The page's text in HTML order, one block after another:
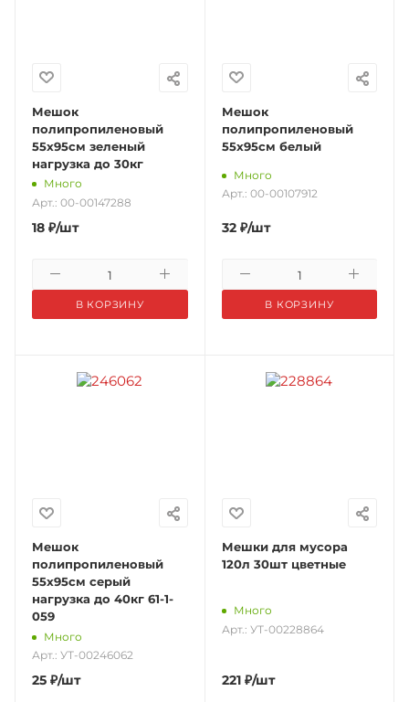
Мешок
полипропиленовый
55х95см зеленый
нагрузка до 30кг
Много
Арт.: 00-00147288
18 ₽/шт
В КОРЗИНУ
Мешок
полипропиленовый
55х95см белый
Много
Арт.: 00-00107912
32₽/шт
В КОРЗИНУ
Мешок
полипропиленовый
55х95см серый
нагрузка до 40кг 61-1-
059
Много
Арт.: УТ-00246062
25 ₽/шт
Мешки для мусора
120л 30шт цветные
Много
Арт.: УТ-00228864
221₽/шт